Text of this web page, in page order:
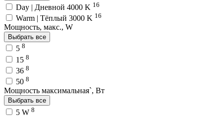
Day | Дневной 4000 K 16
Warm | Тёплый 3000 K 16
Мощность, макс., W
Выбрать все
5 8
15 8
36 8
50 8
Мощность максимальная`, Вт
Выбрать все
5 W 8